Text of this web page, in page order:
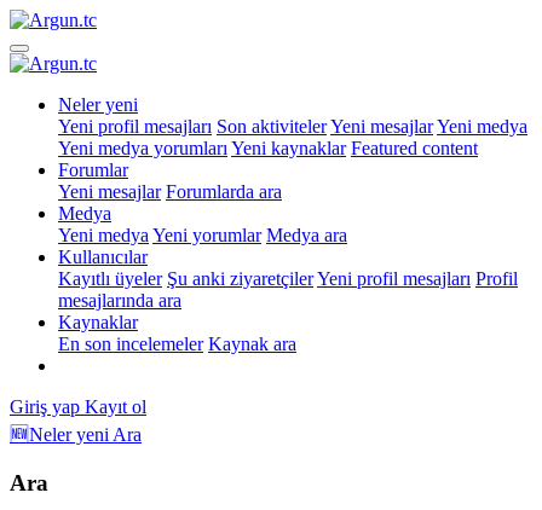
Neler yeni
Yeni profil mesajları Son aktivitelerYeni mesajlarYeni medya
Yeni medya yorumları Yeni kaynaklar Featured content
Forumlar
Yeni mesajlar Forumlarda ara
Medya
Yeni medya Yeni yorumlar Medya ara
Kullanıcılar
Kayıtlı üyeler Şu anki ziyaretçilerYeni profil mesajları Profil
mesajlarında ara
Kaynaklar
En son incelemeler Kaynak ara
Giriş yap Kayıt ol
🆕Neler yeni Ara
Ara